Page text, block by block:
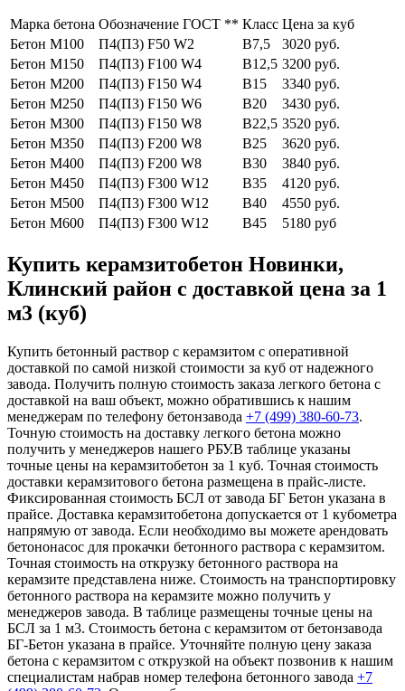
Марка бетона Обозначение ГОСТ ** Класс Цена за куб
Бетон М100
П4(П3) F50 W2 В7,5
3020 руб.
Бетон М150
П4(П3) F100 W4 В12,5 3200 руб.
Бетон М200
П4(П3) F150 W4 В15
3340 руб.
Бетон М250
П4(П3) F150 W6 В20
3430 руб.
Бетон М300
П4(П3) F150 W8 В22,5 3520 руб.
Бетон М350
П4(П3) F200 W8 В25
3620 руб.
Бетон М400
П4(П3) F200 W8 В30
3840 руб.
Бетон М450
П4(П3) F300 W12 В35
4120 руб.
Бетон М500
П4(П3) F300 W12 В40
4550 руб.
Бетон М600
П4(П3) F300 W12 В45 5180 руб
Купить керамзитобетон Новинки,
Клинский район с доставкой цена за 1
м3 (куб)
Купить бетонный раствор с керамзитом с оперативной
доставкой по самой низкой стоимости за куб от надежного
завода. Получить полную стоимость заказа легкого бетона с
доставкой на ваш объект, можно обратившись к нашим
менеджерам по телефону бетонзавода +7 (499) 380-60-73.
Точную стоимость на доставку легкого бетона можно
получить у менеджеров нашего РБУ.В таблице указаны
точные цены на керамзитобетон за 1 куб. Точная стоимость
доставки керамзитового бетона размещена в прайс-листе.
Фиксированная стоимость БСЛ от завода БГ Бетон указана в
прайсе. Доставка керамзитобетона допускается от 1 кубометра
напрямую от завода. Если необходимо вы можете арендовать
бетононасос для прокачки бетонного раствора с керамзитом.
Точная стоимость на открузку бетонного раствора на
керамзите представлена ниже. Стоимость на транспортировку
бетонного раствора на керамзите можно получить у
менеджеров завода. В таблице размещены точные цены на
БСЛ за 1 м3. Стоимость бетона с керамзитом от бетонзавода
БГ-Бетон указана в прайсе. Уточняйте полную цену заказа
бетона с керамзитом с открузкой на объект позвонив к нашим
специалистам набрав номер телефона бетонного завода +7